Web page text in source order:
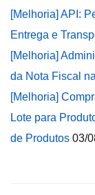
[Melhoria] API:
Entrega e
[Melhoria]
da Nota Fiscal
[Melhoria]
Lote para
de Produtos 03/